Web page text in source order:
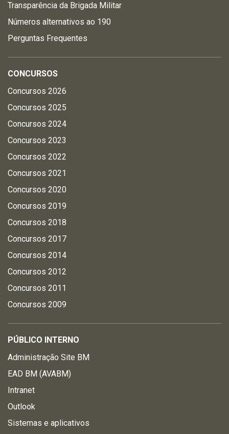
Transparência da Brigada Militar
Números alternativos ao 190
Perguntas Frequentes
CONCURSOS
Concursos 2026
Concursos 2025
Concursos 2024
Concursos 2023
Concursos 2022
Concursos 2021
Concursos 2020
Concursos 2019
Concursos 2018
Concursos 2017
Concursos 2014
Concursos 2012
Concursos 2011
Concursos 2009
PÚBLICO INTERNO
Administração Site BM
EAD BM (AVABM)
Intranet
Outlook
Sistemas e aplicativos